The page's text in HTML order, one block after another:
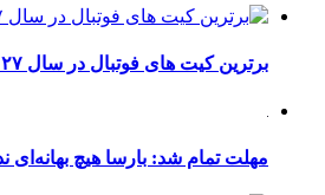
برترین کیت های فوتبال در سال ۲۰۲۷
مهلت تمام شد: بارسا هیچ بهانه‌‌ای